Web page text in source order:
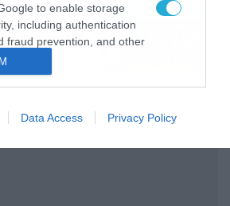
to enable storage
including authentication
fraud prevention, and other
Data Access Privacy Policy
την
τη Β’
από